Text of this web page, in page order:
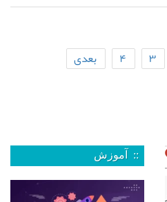
۳ ۴ بعدی
:: آموزش